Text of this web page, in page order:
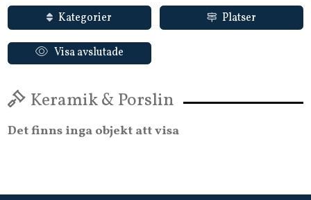
Kategorier Platser
Visa avslutade
Keramik & Porslin
Det finns inga objekt att visa